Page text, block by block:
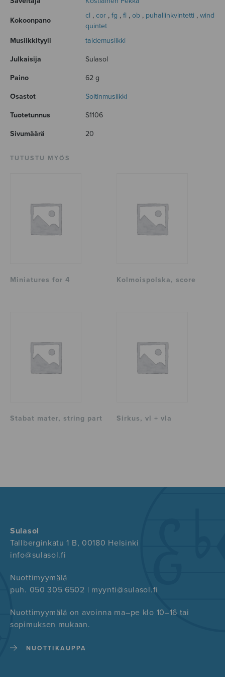
Kokoonpano
cl , cor , fg , fl , ob , puhallinkvintetti , wind
quintet
Musiikkityyli
taidemusiikki
Julkaisija Sulasol
Paino 62 g
Osastot Soitinmusiikki
Tuotetunnus S1106
Sivumäärä 20
TUTUSTU MYÖS
Miniatures for 4 Kolmoispolska, score
Stabat mater, string part Sirkus, vl + vla
Sulasol
Tallberginkatu 1 B, 00180 Helsinki
info@sulasol.fi
Nuottimyymälä
puh. 050 305 6502 | myynti@sulasol.fi
Nuottimyymälä on avoinna ma–pe klo 10–16 tai
sopimuksen mukaan.
NUOTTIKAUPPA